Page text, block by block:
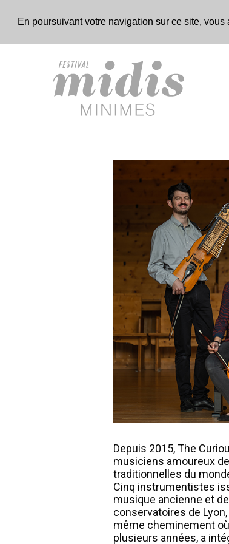
En poursuivant votre navigation sur ce site,
Depuis 2015, The
musiciens amoureux
traditionnelles du
Cinq instrumentistes
musique ancienne et
conservatoires de Lyon,
même cheminement
plusieurs années, a